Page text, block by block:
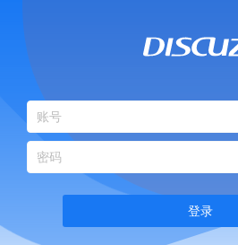
登录